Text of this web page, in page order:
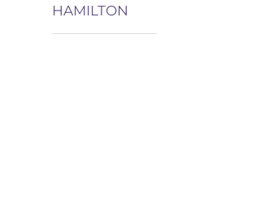
HAMILTON